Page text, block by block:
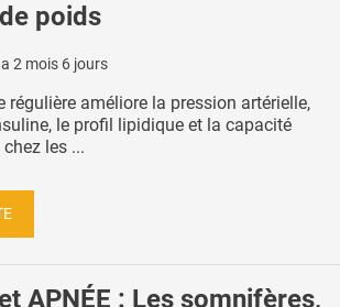
poids
2 mois 6 jours
régulière améliore la pression artérielle,
le profil lipidique et la capacité
les ...
APNÉE : Les somnifères,